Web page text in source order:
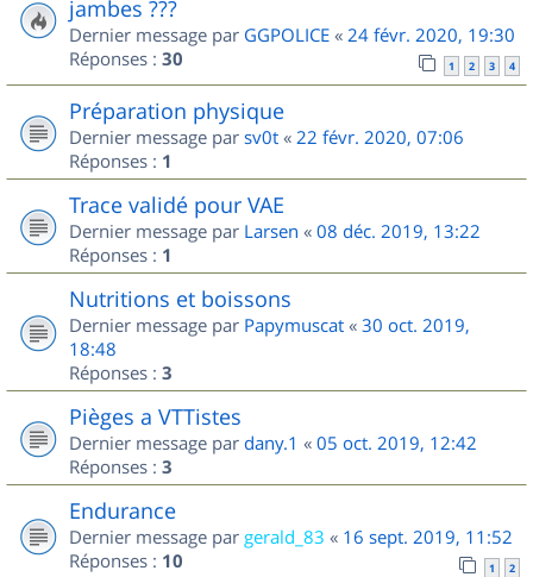
jambes ???
Dernier message par GGPOLICE « 24 févr. 2020, 19:30
Réponses : 30 1 2 3 4
Préparation physique
Dernier message par sv0t « 22 févr. 2020, 07:06
Réponses : 1
Trace validé pour VAE
Dernier message par Larsen « 08 déc. 2019, 13:22
Réponses : 1
Nutritions et boissons
Dernier message par Papymuscat « 30 oct. 2019,
18:48
Réponses : 3
Pièges a VTTistes
Dernier message par dany.1 « 05 oct. 2019, 12:42
Réponses : 3
Endurance
Dernier message par gerald_83 « 16 sept. 2019, 11:52
Réponses : 10 1 2